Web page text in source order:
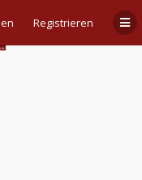
Registrieren